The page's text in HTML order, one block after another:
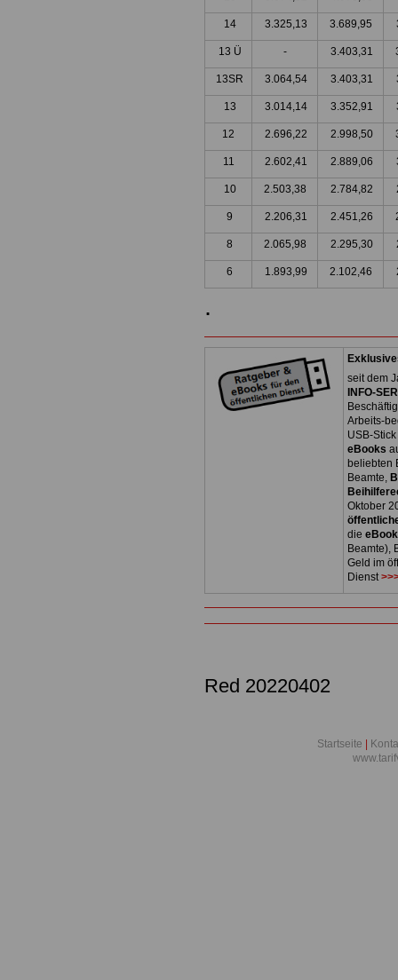
14 3.325,13 3.689,95
13 Ü - 3.403,31
13SR 3.064,54 3.403,31
13 3.014,14 3.352,91
12 2.696,22 2.998,50
11 2.602,41 2.889,06
10 2.503,38 2.784,82
9 2.206,31 2.451,26
8 2.065,98 2.295,30
6 1.893,99 2.102,46
.
seit dem
INFO-
Arbeits-
USB-
eBooks
beliebten
Beamte,
Oktober
die
Beamte),
Geld im
Dienst
Red 20220402
Startseite